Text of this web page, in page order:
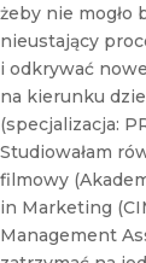
żeby nie mogło
nieustający
i odkrywać
na kierunku
(specjalizacja:
Studiowałam
filmowy
in Marketing
Management